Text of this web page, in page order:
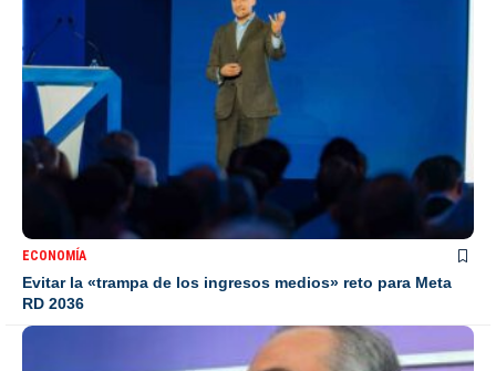
ECONOMÍA
Evitar la «trampa de los ingresos medios» reto para Meta
RD 2036